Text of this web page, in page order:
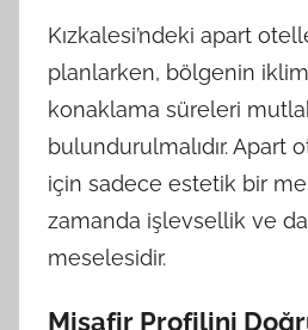
Kızkalesi’ndeki apart
planlarken, bölgenin
konaklama süreleri
bulundurulmalıdır. Apart
için sadece estetik bir
zamanda işlevsellik ve
meselesidir.
Misafir Profilini